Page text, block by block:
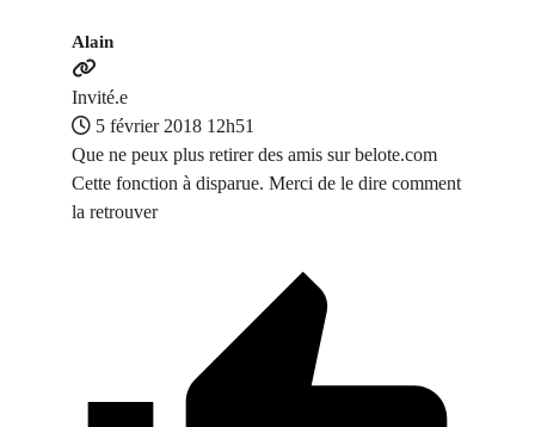
Alain
Invité.e
5 février 2018 12h51
Que ne peux plus retirer des amis sur belote.com
Cette fonction à disparue. Merci de le dire comment
la retrouver